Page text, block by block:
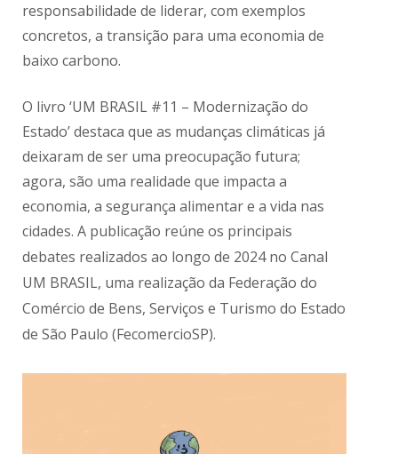
responsabilidade de liderar, com exemplos
concretos, a transição para uma economia de
baixo carbono.
O livro ‘UM BRASIL #11 – Modernização do
Estado’ destaca que as mudanças climáticas já
deixaram de ser uma preocupação futura;
agora, são uma realidade que impacta a
economia, a segurança alimentar e a vida nas
cidades. A publicação reúne os principais
debates realizados ao longo de 2024 noCanal
UM BRASIL, uma realização da Federação do
Comércio de Bens, Serviços e Turismo do Estado
de São Paulo (FecomercioSP).